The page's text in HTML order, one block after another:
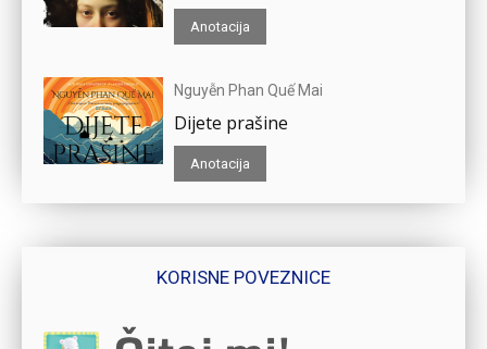
Anotacija
Nguyễn Phan Quế Mai
Dijete prašine
Anotacija
KORISNE POVEZNICE